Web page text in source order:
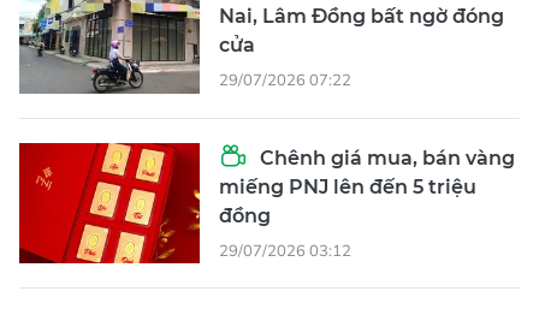
Nai, Lâm Đồng bất ngờ đóng
cửa
29/07/2026 07:22
Chênh giá mua, bán vàng
miếng PNJ lên đến 5 triệu
đồng
29/07/2026 03:12